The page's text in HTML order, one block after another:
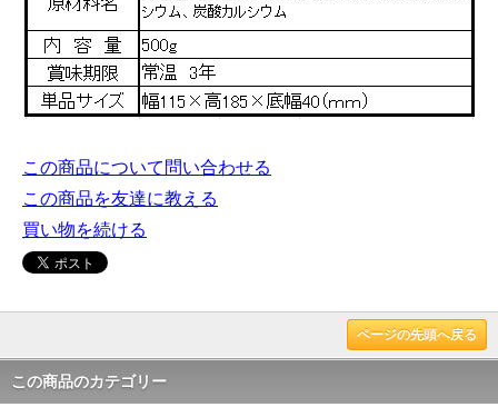
この商品について問い合わせる
この商品を友達に教える
買い物を続ける
ページの先頭へ戻る
この商品のカテゴリー